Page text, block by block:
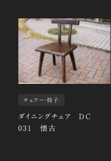
チェアー・椅子
ダイニングチェア ＤＣ
031 懐古